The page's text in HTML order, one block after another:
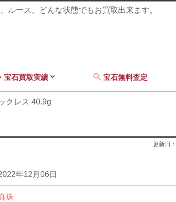
ルース、どんな状態でもお買取出来ます。
宝石買取実績 宝石無料査定
クレス 40.9g
更新日：
年12月06日
珠